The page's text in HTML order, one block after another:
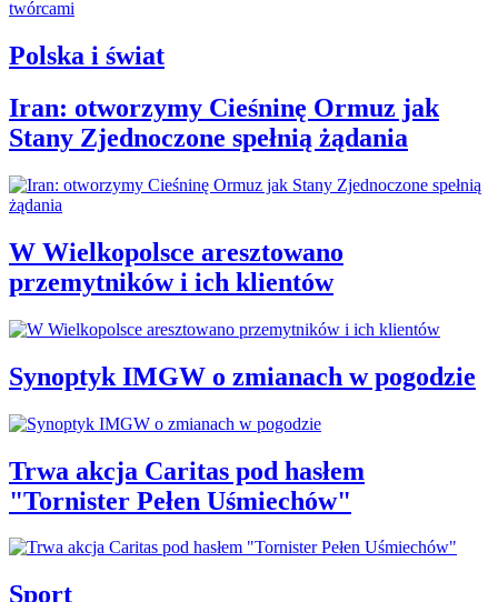
Polska i świat
Iran: otworzymy Cieśninę Ormuz jak
Stany Zjednoczone spełnią żądania
W Wielkopolsce aresztowano
przemytników i ich klientów
Synoptyk IMGW o zmianach w pogodzie
Trwa akcja Caritas pod hasłem
"Tornister Pełen Uśmiechów"
Sport